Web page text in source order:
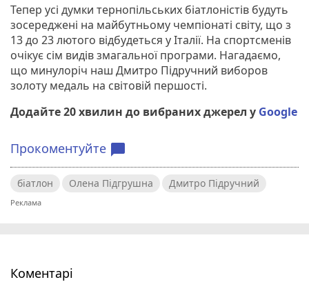
Тепер усі думки тернопільських біатлоністів будуть
зосереджені на майбутньому чемпіонаті світу, що з
13 до 23 лютого відбудеться у Італії. На спортсменів
очікує сім видів змагальної програми. Нагадаємо,
що минулоріч наш Дмитро Підручний виборов
золоту медаль на світовій першості.
Додайте 20 хвилин до вибраних джерел у Google
Прокоментуйте chat_bubble
біатлон Олена Підгрушна Дмитро Підручний
Коментарі